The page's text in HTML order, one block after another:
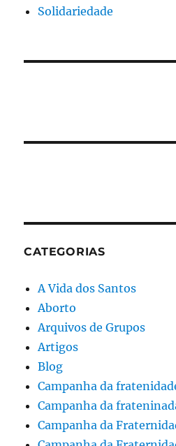
Solidariedade
CATEGORIAS
A Vida dos Santos
Aborto
Arquivos de Grupos
Artigos
Blog
Campanha da
Campanha da
Campanha da